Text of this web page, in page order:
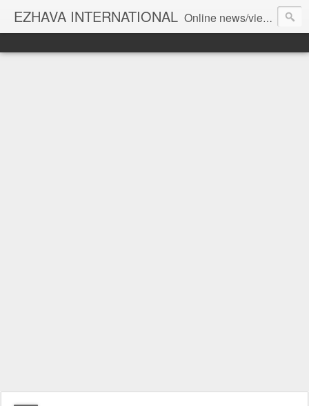
EZHAVA INTERNATIONAL Online news/views JOURNAL... Connecting the community worldwide Editorial Director: Prem Chandran